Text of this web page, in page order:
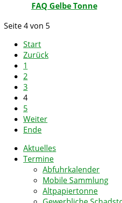
FAQ Gelbe Tonne
Seite 4 von 5
Start
Zurück
1
2
3
4
5
Weiter
Ende
Aktuelles
Termine
Abfuhrkalender
Mobile Sammlung
Altpapiertonne